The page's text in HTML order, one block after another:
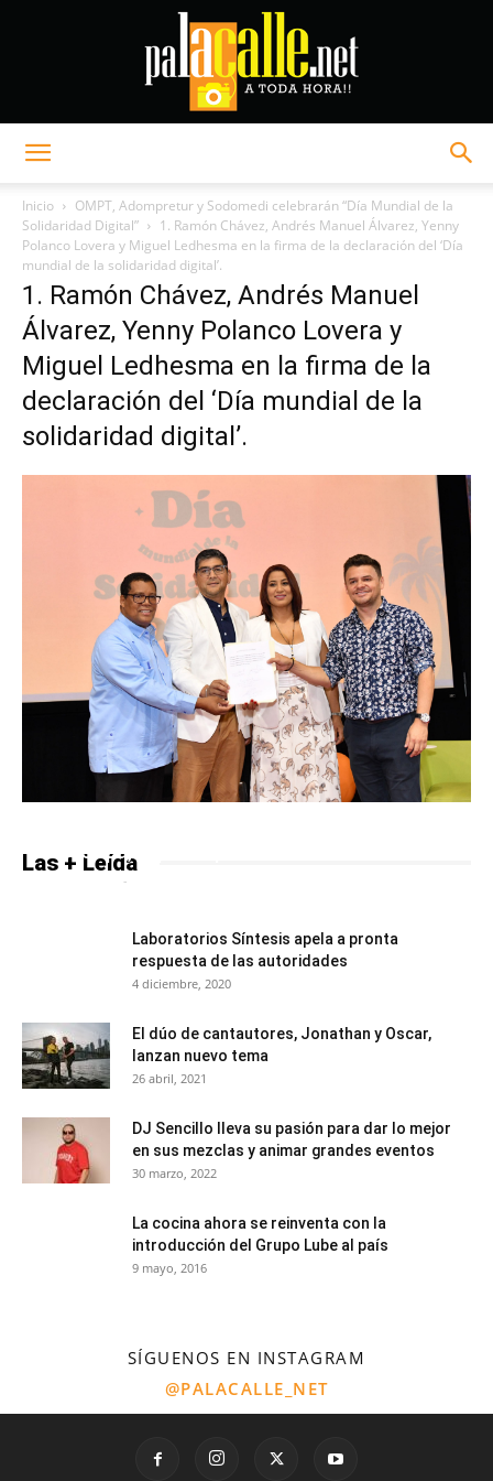
Inicio
OMPT, Adompretur y Sodomedi celebrarán “Día Mundial de la
Solidaridad Digital”
1. Ramón Chávez, Andrés Manuel Álvarez, Yenny
Polanco Lovera y Miguel Ledhesma en la firma de la declaración del ‘Día
mundial de la solidaridad digital’.
1. Ramón Chávez, Andrés Manuel
Álvarez, Yenny Polanco Lovera y
Miguel Ledhesma en la firma de la
declaración del ‘Día mundial de la
solidaridad digital’.
Las + Leída
Papi Copa, zapateo para el movimiento urbano
-
Laboratorios Síntesis apela a pronta
respuesta de las autoridades
4 diciembre, 2020
El dúo de cantautores, Jonathan y Oscar,
lanzan nuevo tema
26 abril, 2021
DJ Sencillo lleva su pasión para dar lo mejor
en sus mezclas y animar grandes eventos
30 marzo, 2022
La cocina ahora se reinventa con la
introducción del Grupo Lube al país
9 mayo, 2016
SÍGUENOS EN INSTAGRAM
@PALACALLE_NET